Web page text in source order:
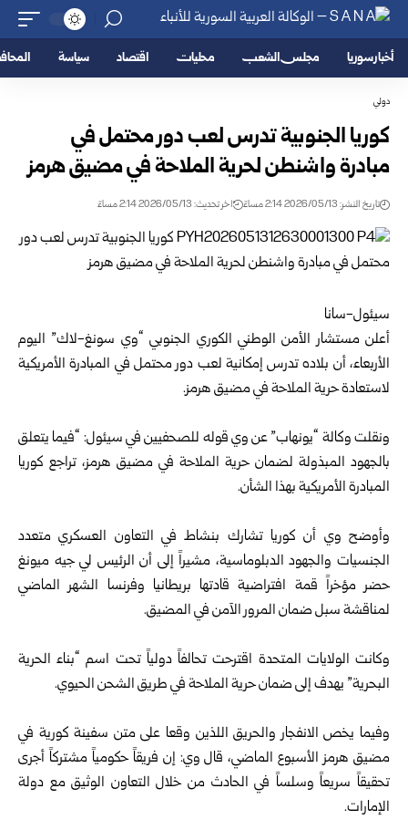
أخبار سوريا مجلس الشعب محليات اقتصاد سياسة
دولي
كوريا الجنوبية تدرس لعب دور محتمل في
مبادرة واشنطن لحرية الملاحة ‏في مضيق هرمز
تاريخ النشر: 2026/05/13 2:14 مساءً اخر تحديث: 2026/05/13 2:14 مساءً
سيئول-سانا‏
أعلن مستشار الأمن الوطني الكوري الجنوبي “وي سونغ-لاك” اليوم
‏الأربعاء، أن بلاده تدرس إمكانية لعب دور محتمل في المبادرة الأمريكية
‏لاستعادة حرية الملاحة في مضيق هرمز.
ونقلت وكالة “يونهاب” عن وي قوله للصحفيين في سيئول: “فيما يتعلق
‏بالجهود المبذولة لضمان حرية الملاحة في مضيق هرمز، تراجع كوريا
‏المبادرة الأمريكية بهذا الشأن.
وأوضح وي أن كوريا تشارك بنشاط في التعاون العسكري متعدد
الجنسيات ‏والجهود الدبلوماسية، مشيراً إلى أن الرئيس لي جيه ميونغ
حضر مؤخراً قمة ‏افتراضية قادتها بريطانيا وفرنسا الشهر الماضي
لمناقشة سبل ضمان ‏المرور الآمن في المضيق.‏
وكانت الولايات المتحدة اقترحت تحالفاً دولياً تحت اسم “بناء الحرية
‏البحرية” يهدف إلى ضمان حرية الملاحة في طريق الشحن الحيوي.‏
وفيما يخص الانفجار والحريق اللذين وقعا على متن سفينة كورية في
مضيق ‏هرمز الأسبوع الماضي، قال وي: إن فريقاً حكومياً مشتركاً أجرى
تحقيقاً ‏سريعاً وسلساً في الحادث من خلال التعاون الوثيق مع دولة
الإمارات.‏